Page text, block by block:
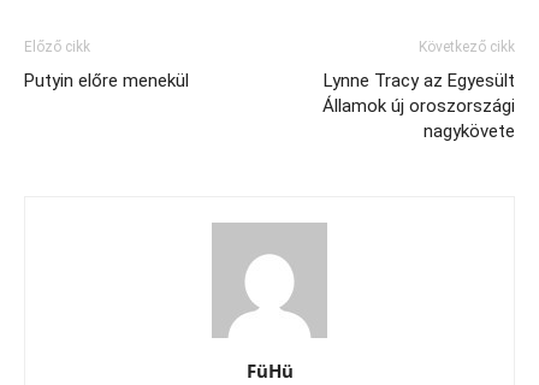
Előző cikk
Putyin előre menekül
Következő cikk
Lynne Tracy az Egyesült
Államok új oroszországi
nagykövete
FüHü